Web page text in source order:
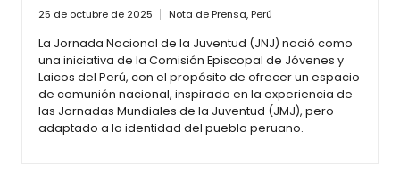
25 de octubre de 2025 Nota de Prensa,Perú
La Jornada Nacional de la Juventud (JNJ) nació como
una iniciativa de la Comisión Episcopal de Jóvenes y
Laicos del Perú, con el propósito de ofrecer un espacio
de comunión nacional, inspirado en la experiencia de
las Jornadas Mundiales de la Juventud (JMJ), pero
adaptado a la identidad del pueblo peruano.